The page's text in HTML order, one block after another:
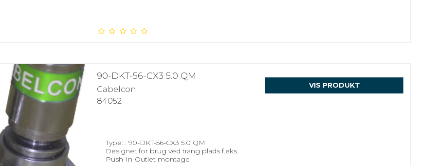
90-DKT-56-CX3 5.0 QM
Cabelcon
84052
Type: : 90-DKT-56-CX3 5.0 QM
Designet for brug ved trang plads f.eks.
Push-In-Outlet montage
VIS PRODUKT